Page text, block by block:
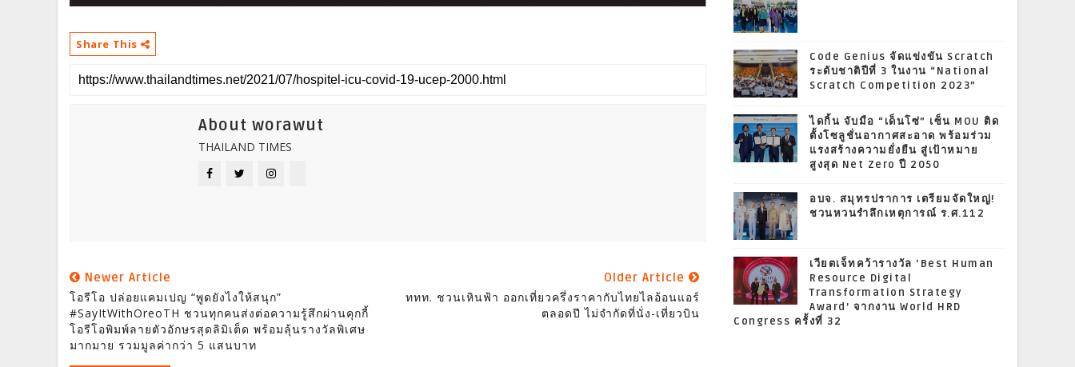
Share This
About worawut
THAILAND TIMES
Newer Article
โอรีโอ ปล่อยแคมเปญ “พูดยังไงให้สนุก”
#SayItWithOreoTH ชวนทุกคนส่งต่อความรู้สึกผ่านคุกกี้
โอรีโอพิมพ์ลายตัวอักษรสุดลิมิเต็ด พร้อมลุ้นรางวัลพิเศษ
มากมาย รวมมูลค่ากว่า 5 แสนบาท
Older Article
ททท. ชวนเหินฟ้า ออกเที่ยวครึ่งราคากับไทยไลอ้อนแอร์
ตลอดปี ไม่จำกัดที่นั่ง-เที่ยวบิน
Code Genius จัดแข่งขัน Scratch
ระดับชาติปีที่ 3 ในงาน “National
Scratch Competition 2023”
ไดกิ้น จับมือ “เด็นโซ่” เซ็น MOU ติด
ตั้งโซลูชั่นอากาศสะอาด พร้อมร่วม
แรงสร้างความยั่งยืน สู่เป้าหมาย
สูงสุด Net Zero ปี 2050
อบจ. สมุทรปราการ เตรียมจัดใหญ่!
ชวนหวนรำลึกเหตุการณ์ ร.ศ.112
เวียตเจ็ทคว้ารางวัล ‘Best Human
Resource Digital
Transformation Strategy
Award’ จากงาน World HRD
Congress ครั้งที่ 32